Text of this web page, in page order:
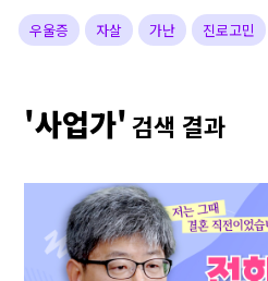
우울증 자살 가난 진로고민
선한영향력 예술&영감 돌아온탕자
'사업가'검색 결과